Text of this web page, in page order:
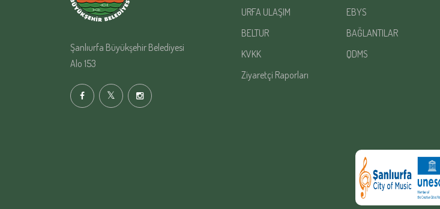
Şanlıurfa Büyükşehir Belediyesi
Alo 153
URFA ULAŞIM
EBYS
BELTUR
BAĞLANTILAR
KVKK
QDMS
Ziyaretçi Raporları